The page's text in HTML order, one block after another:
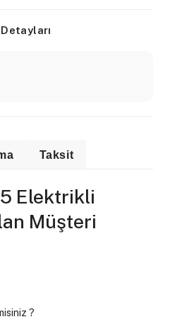
Taksit
Elektrikli
Müşteri
?